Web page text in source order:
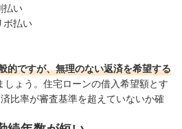
払い
ボ払い
的ですが、無理のない返済を希望する
しょう。住宅ローンの借入希望額とす
比率が審査基準を超えていないか確